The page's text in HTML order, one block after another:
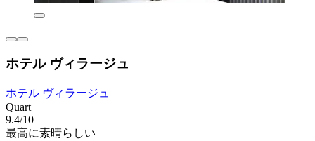
ホテル ヴィラージュ
ホテル ヴィラージュ
Quart
9.4/10
最高に素晴らしい